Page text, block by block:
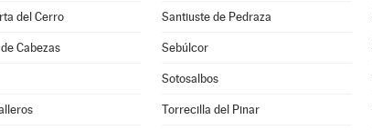
del Cerro Santiuste de Pedraza
Cabezas Sebúlcor
Sotosalbos
Torrecilla del Pinar